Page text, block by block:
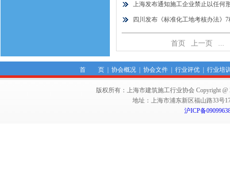
上海发布通知施工企业禁止以任何
四川发布《标准化工地考核办法》
首页 上一页 ...
首 页| 协会概况| 协会文件| 行业评优| 行业培
版权所有：上海市建筑施工行业协会 Copyright @
地址：上海市浦东新区福山路33号
沪ICP备